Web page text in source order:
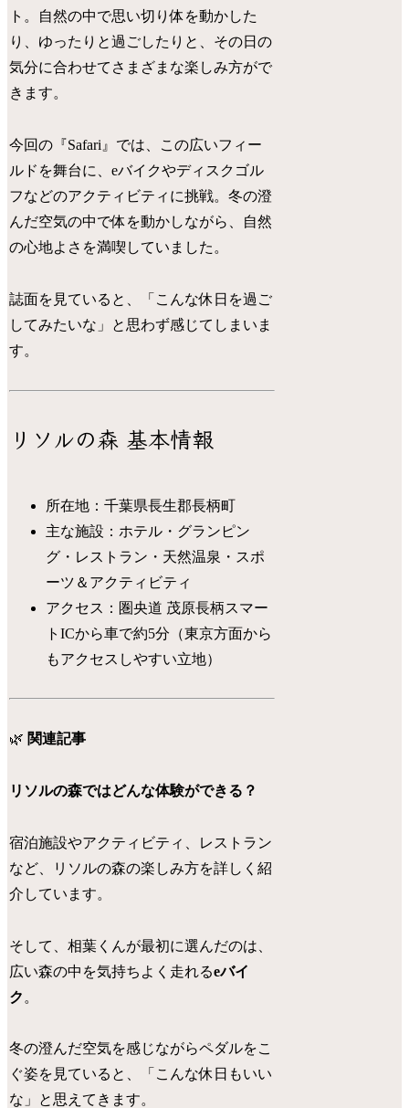
ト。自然の中で思い切り体を動かした
り、ゆったりと過ごしたりと、その日の
気分に合わせてさまざまな楽しみ方がで
きます。
今回の『Safari』では、この広いフィー
ルドを舞台に、eバイクやディスクゴル
フなどのアクティビティに挑戦。冬の澄
んだ空気の中で体を動かしながら、自然
の心地よさを満喫していました。
誌面を見ていると、「こんな休日を過ご
してみたいな」と思わず感じてしまいま
す。
リソルの森 基本情報
所在地：千葉県長生郡長柄町
主な施設：ホテル・グランピン
グ・レストラン・天然温泉・スポ
ーツ＆アクティビティ
アクセス：圏央道 茂原長柄スマー
トICから車で約5分（東京方面から
もアクセスしやすい立地）
🌿 関連記事
リソルの森ではどんな体験ができる？
宿泊施設やアクティビティ、レストラン
など、リソルの森の楽しみ方を詳しく紹
介しています。
そして、相葉くんが最初に選んだのは、
広い森の中を気持ちよく走れるeバイ
ク 。
冬の澄んだ空気を感じながらペダルをこ
ぐ姿を見ていると、「こんな休日もいい
な」と思えてきます。